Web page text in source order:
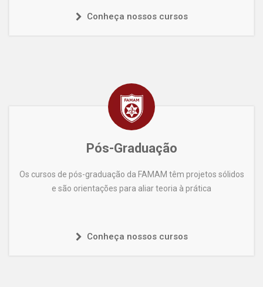
Conheça nossos cursos
Pós-Graduação
Os cursos de pós-graduação da FAMAM têm projetos sólidos
e são orientações para aliar teoria à prática
Conheça nossos cursos